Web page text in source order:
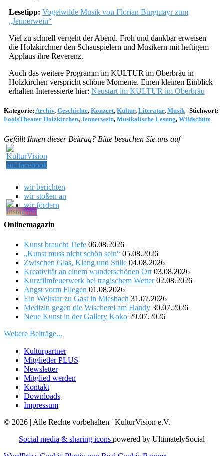
Lesetipp: Vogelwilde Musik von Florian Burgmayr zum
„Jennerwein“
Viel zu schnell vergeht der Abend. Froh und dankbar erweisen
die Holzkirchner den Schauspielern und Musikern mit heftigem
Applaus ihre Reverenz.
Auch das weitere Programm im KULTUR im Oberbräu in
Holzkirchen verspricht schöne Momente. Einen kleinen Einblick
erhalten Interessierte hier: Neustart im KULTUR im Oberbräu
Kategorie: Archiv, Geschichte, Konzert, Kultur, Literatur, Musik | Stichwort:
FoolsTheater Holzkirchen, Jennerwein, Musikalische Lesung, Wildschütz
Gefällt Ihnen dieser Beitrag? Bitte besuchen Sie uns auf
wir berichten
wir stoßen an
wir fördern
Onlinemagazin
Kunst braucht Tiefe 06.08.2026
„Kunst muss nicht schön sein“ 05.08.2026
Zwischen Glas, Klang und Stille 04.08.2026
Kreativität an einem wunderschönen Ort 03.08.2026
Kurzfilmfeuerwerk bei tragischem Wetter 02.08.2026
Angst vorm Fliegen 01.08.2026
Ein Weltstar zu Gast in Miesbach 31.07.2026
Medizin gegen die Wischerei am Handy 30.07.2026
Neue Kunst in der Gallery Koko 29.07.2026
Weitere Beiträge...
Kulturpartner
Mitglieder PLUS
Newsletter
Mitglied werden
Kontakt
Downloads
Impressum
© 2026 | Alle Rechte vorbehalten | KulturVision e.V.
Social media & sharing icons powered by UltimatelySocial